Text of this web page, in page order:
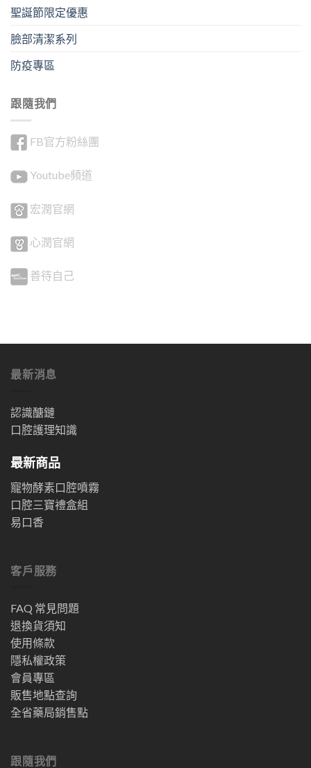
聖誕節限定優惠
臉部清潔系列
防疫專區
跟隨我們
FB官方粉絲團
Youtube頻道
宏潤官網
心潤官網
善待自己
最新消息
認識醣鏈
口腔護理知識
最新商品
寵物酵素口腔噴霧
口腔三寶禮盒組
易口香
客戶服務
FAQ 常見問題
退換貨須知
使用條款
隱私權政策
會員專區
販售地點查詢
全省藥局銷售點
跟隨我們